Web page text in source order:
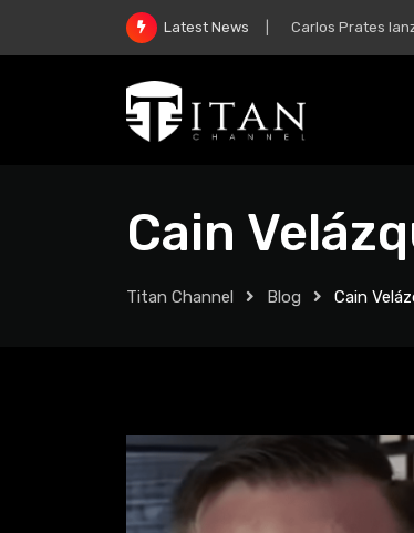
Latest News McGregor y su
Cain
Titan Channel Blog Cain